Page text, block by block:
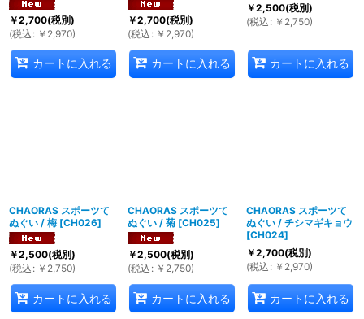
￥2,700(税別)
(税込 : ￥ 2,970)
カートに入れる
￥2,700(税別)
(税込 : ￥ 2,970)
カートに入れる
￥2,500(税別)
(税込 : ￥ 2,750)
カートに入れる
CHAORAS スポーツて
ぬぐい / 梅 [CH026]
￥2,500(税別)
(税込 : ￥ 2,750)
カートに入れる
CHAORAS スポーツて
ぬぐい / 菊 [CH025]
￥2,500(税別)
(税込 : ￥ 2,750)
カートに入れる
CHAORAS スポーツて
ぬぐい / チシマギキョウ
[CH024]
￥2,700(税別)
(税込 : ￥ 2,970)
カートに入れる